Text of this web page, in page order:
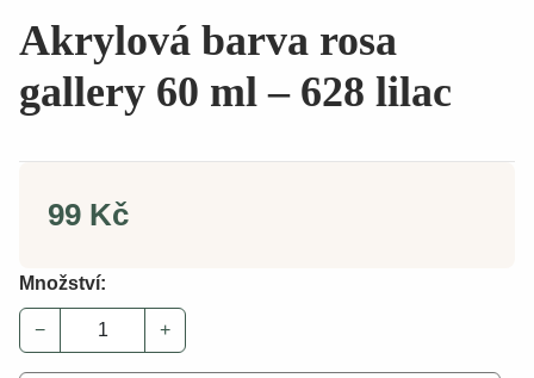
Akrylová barva rosa
gallery 60 ml – 628 lilac
99 Kč
Množství:
− +